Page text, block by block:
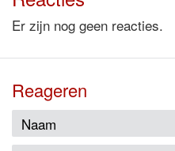
Er zijn nog geen reacties.
Reageren